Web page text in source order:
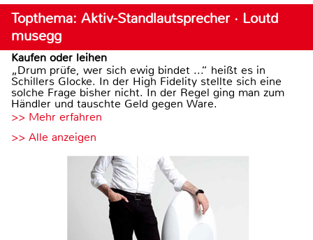
Topthema: Aktiv-Standlautsprecher · Loutd
musegg
Kaufen oder leihen
„Drum prüfe, wer sich ewig bindet ...“ heißt es in
Schillers Glocke. In der High Fidelity stellte sich eine
solche Frage bisher nicht. In der Regel ging man zum
Händler und tauschte Geld gegen Ware.
>> Mehr erfahren
>> Alle anzeigen